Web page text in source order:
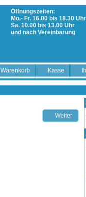
Öffnungszeiten:
Mo.- Fr. 16.00 bis 18.30 Uhr
Sa. 10.00 bis 13.00 Uhr
und nach Vereinbarung
Warenkorb Kasse
Weiter